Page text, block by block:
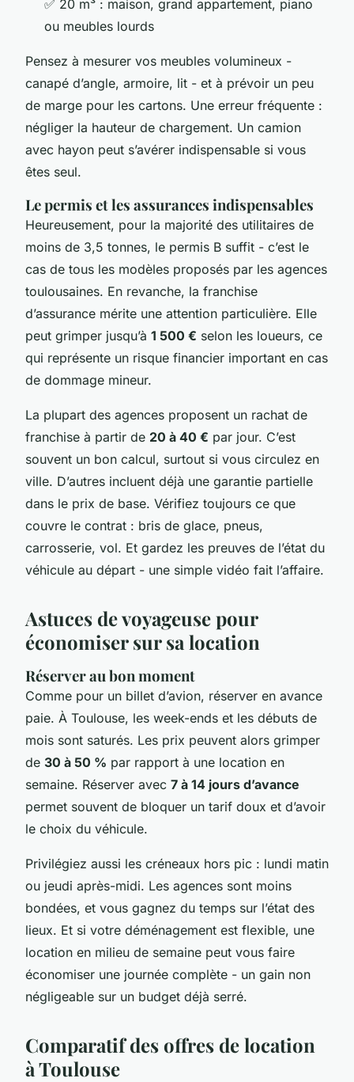
✅ 20 m³ : maison, grand appartement, piano
ou meubles lourds
Pensez à mesurer vos meubles volumineux -
canapé d’angle, armoire, lit - et à prévoir un peu
de marge pour les cartons. Une erreur fréquente :
négliger la hauteur de chargement. Un camion
avec hayon peut s’avérer indispensable si vous
êtes seul.
Le permis et les assurances indispensables
Heureusement, pour la majorité des utilitaires de
moins de 3,5 tonnes, le permis B suffit - c’est le
cas de tous les modèles proposés par les agences
toulousaines. En revanche, la franchise
d’assurance mérite une attention particulière. Elle
peut grimper jusqu’à 1 500 € selon les loueurs, ce
qui représente un risque financier important en cas
de dommage mineur.
La plupart des agences proposent un rachat de
franchise à partir de 20 à 40 € par jour. C’est
souvent un bon calcul, surtout si vous circulez en
ville. D’autres incluent déjà une garantie partielle
dans le prix de base. Vérifiez toujours ce que
couvre le contrat : bris de glace, pneus,
carrosserie, vol. Et gardez les preuves de l’état du
véhicule au départ - une simple vidéo fait l’affaire.
Astuces de voyageuse pour
économiser sur sa location
Réserver au bon moment
Comme pour un billet d’avion, réserver en avance
paie. À Toulouse, les week-ends et les débuts de
mois sont saturés. Les prix peuvent alors grimper
de 30 à 50 % par rapport à une location en
semaine. Réserver avec 7 à 14 jours d’avance
permet souvent de bloquer un tarif doux et d’avoir
le choix du véhicule.
Privilégiez aussi les créneaux hors pic : lundi matin
ou jeudi après-midi. Les agences sont moins
bondées, et vous gagnez du temps sur l’état des
lieux. Et si votre déménagement est flexible, une
location en milieu de semaine peut vous faire
économiser une journée complète - un gain non
négligeable sur un budget déjà serré.
Comparatif des offres de location
à Toulouse